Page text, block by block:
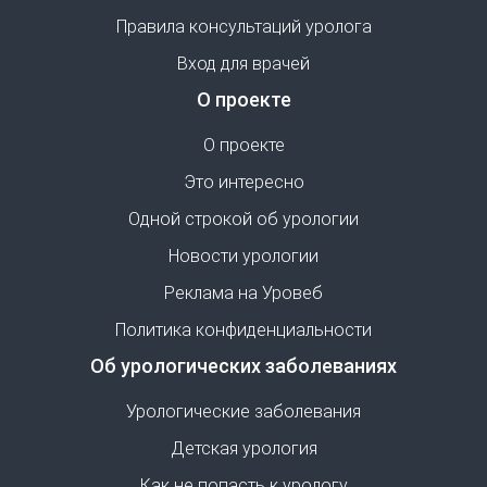
Правила консультаций уролога
Вход для врачей
О проекте
О проекте
Это интересно
Одной строкой об урологии
Новости урологии
Реклама на Уровеб
Политика конфиденциальности
Об урологических заболеваниях
Урологические заболевания
Детская урология